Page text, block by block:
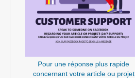
Pour une réponse plus rapide
concernant votre article ou projet